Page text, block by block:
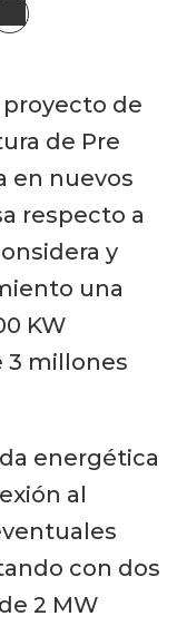
de
de Pre
en nuevos
respecto a
y
una
KW
3 millones
energética
al
con dos
2 MW